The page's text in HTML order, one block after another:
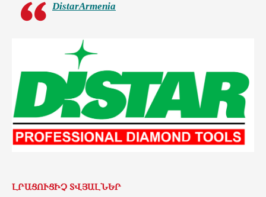
DistarArmenia
ԼՐԱՑՈՒՑԻՉ ՏՎՅԱԼՆԵՐ